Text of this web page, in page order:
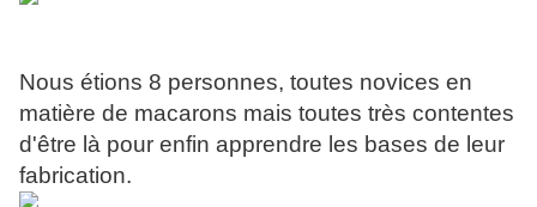
Nous étions 8 personnes, toutes novices en
matière de macarons mais toutes très contentes
d'être là pour enfin apprendre les bases de leur
fabrication.